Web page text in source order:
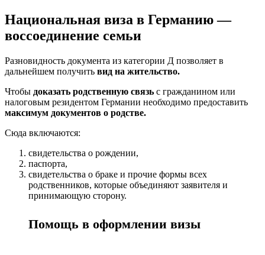
Национальная виза в Германию —
воссоединение семьи
Разновидность документа из категории Д позволяет в
дальнейшем получить вид на жительство.
Чтобы доказать родственную связь с гражданином или
налоговым резидентом Германии необходимо предоставить
максимум документов о родстве.
Сюда включаются:
свидетельства о рождении,
паспорта,
свидетельства о браке и прочие формы всех
родственников, которые объединяют заявителя и
принимающую сторону.
Помощь в оформлении визы